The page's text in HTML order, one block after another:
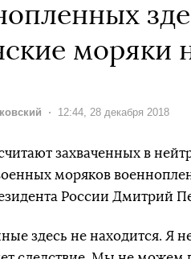
моряки
Дата:
12:44, 28 декабря 2018
захваченных в
моряков
России Дмитрий
здесь не находится. Я